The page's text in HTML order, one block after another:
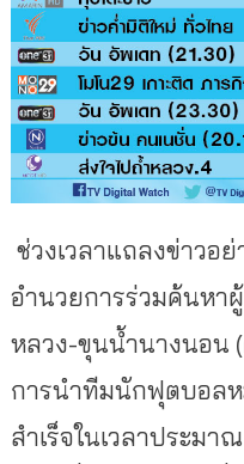
ช่วงเวลาแถลงข่าวอ
อำนวยการร่วมค้นห
หลวง-ขุนน้ำนางนอน (
การนำทีมนักฟุตบอล
สำเร็จในเวลาประมา